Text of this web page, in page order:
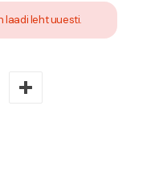
laadi leht uuesti.